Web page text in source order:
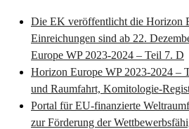
Die EK veröffentlicht die Horizon
Einreichungen sind ab 22.
Europe WP 2023-2024 – Teil 7. D
Horizon Europe WP 2023-2024 –
und Raumfahrt, Komitologie-
Portal für EU-finanzierte
zur Förderung der